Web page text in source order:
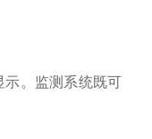
。监测系统既可